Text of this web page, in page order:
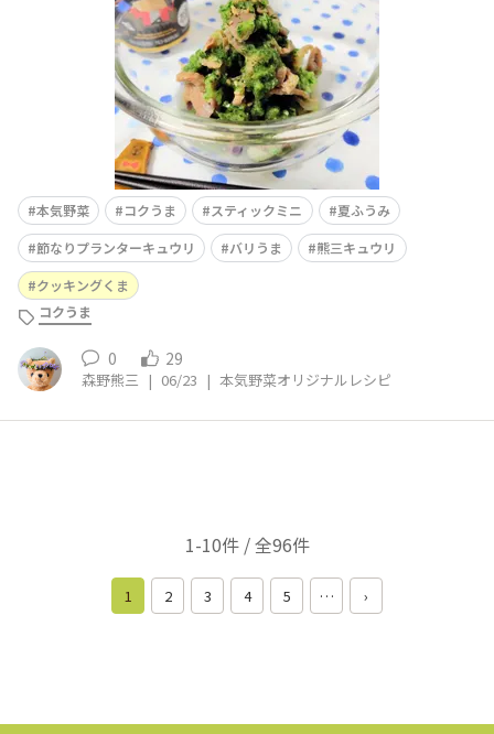
本気野菜 コクうま スティックミニ
夏ふうみ
節なりプランターキュウリ
バリうま
熊三キュウリ
クッキングくま
コクうま
0 29
森野熊三 | 06/23 | 本気野菜オリジナルレシピ
1-10件 / 全96件
1 2 3 4 5 … ›